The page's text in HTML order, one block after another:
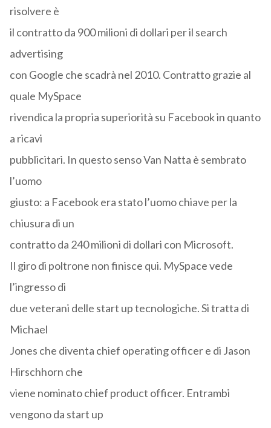
risolvere è
il contratto da 900 milioni di dollari per il search
advertising
con Google che scadrà nel 2010. Contratto grazie al
quale MySpace
rivendica la propria superiorità su Facebook in quanto
a ricavi
pubblicitari. In questo senso Van Natta è sembrato
l’uomo
giusto: a Facebook era stato l’uomo chiave per la
chiusura di un
contratto da 240 milioni di dollari con Microsoft.
Il giro di poltrone non finisce qui. MySpace vede
l’ingresso di
due veterani delle start up tecnologiche. Si tratta di
Michael
Jones che diventa chief operating officer e di Jason
Hirschhorn che
viene nominato chief product officer. Entrambi
vengono da start up